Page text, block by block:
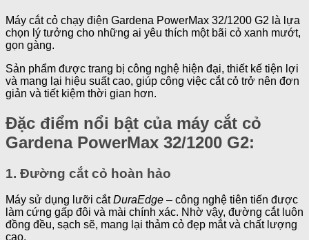
Máy cắt cỏ chạy điện Gardena PowerMax 32/1200 G2 là lựa
chọn lý tưởng cho những ai yêu thích một bãi cỏ xanh mướt,
gọn gàng.
Sản phẩm được trang bị công nghệ hiện đại, thiết kế tiện lợi
và mang lại hiệu suất cao, giúp công việc cắt cỏ trở nên đơn
giản và tiết kiệm thời gian hơn.
Đặc điểm nổi bật của máy cắt cỏ
Gardena PowerMax 32/1200 G2:
1. Đường cắt cỏ hoàn hảo
Máy sử dụng lưỡi cắtDuraEdge – công nghệ tiên tiến được
làm cứng gấp đôi và mài chính xác. Nhờ vậy, đường cắt luôn
đồng đều, sạch sẽ, mang lại thảm cỏ đẹp mắt và chất lượng
cao.